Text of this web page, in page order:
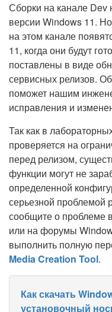
Сборки на канале Dev
версии Windows 11.
на этом канале
11, когда они будут
поставлены в виде
сервисных релизов.
поможет нашим
исправления и
Так как в
проверяется на
перед релизом,
функции могут не
определенной
серьезной проблемой
сообщите о проблеме
или на форумы
выполнить полную
Media Creation Tool.
Как скачать
установочный